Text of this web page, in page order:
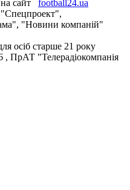
сайт
football24.ua
"Спецпроект",
"Новини компаній"
осіб старше 21 року
, ПрАТ "Телерадіокомпанія